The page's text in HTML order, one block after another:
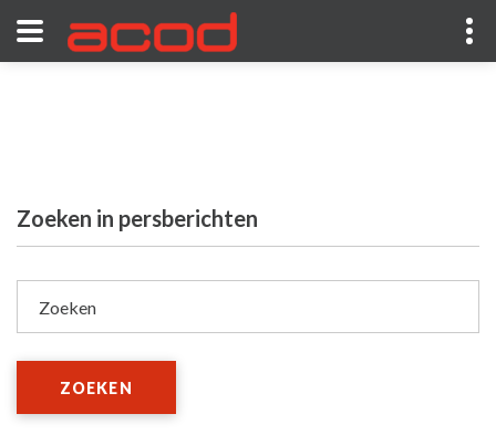
Zoeken in persberichten
Zoeken
ZOEKEN